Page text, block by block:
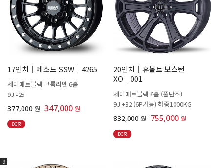
17인치│메소드 SSW│4265
세미매트블랙 크롬리벳 6홀
9J -25
377,000 원 347,000 원
DC중
20인치│휴볼트 보스턴
XO│001
세미매트블랙 6홀 (풀단조)
9J +32 (6P가능) 하중1000KG
832,000 원 755,000 원
DC중
9